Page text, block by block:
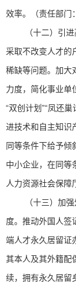
效率。（责任部门
（十二）引
采取不改变人才的
稀缺等问题。加大
力度，简化事业单
“双创计划”“凤还
进技术和自主知识
同等条件下给予倾
中小企业，在同等
人力资源社会保障
（十三）加
度。推动外国人签
端人才永久居留证
其本人及其外籍配
续，拥有永久居留